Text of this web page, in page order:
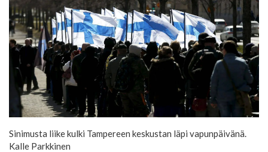
Sinimusta liike kulki Tampereen keskustan läpi vapunpäivänä.
Kalle Parkkinen